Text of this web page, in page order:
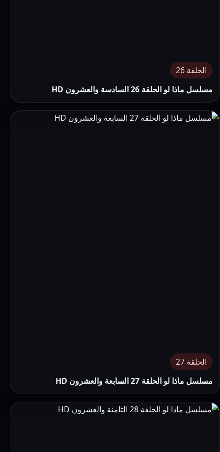
الحلقة 26
مسلسل ماذا لو الحلقة 26 السادسة والعشرون HD
الحلقة 27
مسلسل ماذا لو الحلقة 27 السابعة والعشرون HD